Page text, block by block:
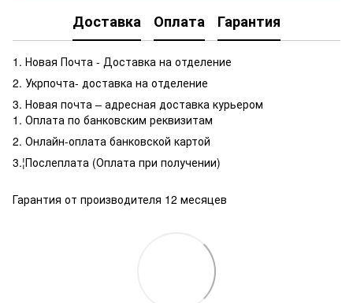
Доставка Оплата Гарантия
1. Новая Почта - Доставка на отделение
2. Укрпочта- доставка на отделение
3. Новая почта – адресная доставка курьером
1. Оплата по банковским реквизитам
2. Онлайн-оплата банковской картой
3.¦Послеплата (Оплата при получении)
Гарантия от производителя 12 месяцев